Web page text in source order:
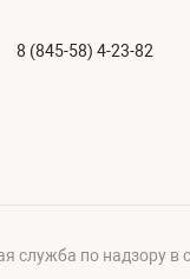
8 (845-58) 4-23-82
по надзору